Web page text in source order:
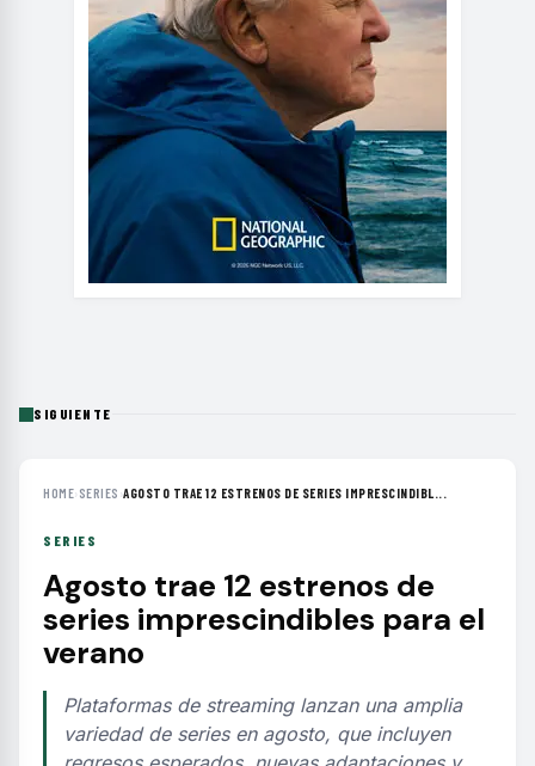
SIGUIENTE
HOME› SERIES ›AGOSTO TRAE 12 ESTRENOS DE SERIES IMPRESCINDIBL...
SERIES
Agosto trae 12 estrenos de
series imprescindibles para el
verano
Plataformas de streaming lanzan una amplia
variedad de series en agosto, que incluyen